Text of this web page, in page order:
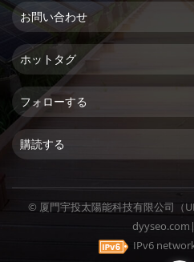
お問い合わせ
ホットタグ
フォローする
購読する
© 厦門宇投太陽能科技有限公司（
dyyseo.com |
IPv6